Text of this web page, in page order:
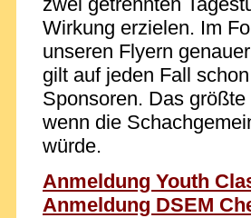
Wirkung erzielen. Im
unseren Flyern
gilt auf jeden Fall
Sponsoren. Das
wenn die
würde.
Anmeldung Youth
Anmeldung DSEM